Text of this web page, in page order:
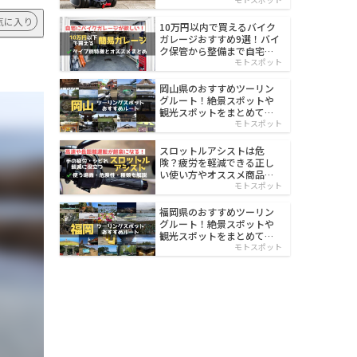
に入り
10万円以内で買えるバイク
ガレージおすすめ9選！バイ
ク保管から整備まで自宅で
モトスポット
岡山県のおすすめツーリン
グルート！絶景スポットや
観光スポットをまとめて紹
モトスポット
スロットルアシストは危
険？疲労を軽減できる正し
い使い方やオススメ商品を
モトスポット
福岡県のおすすめツーリン
グルート！絶景スポットや
観光スポットをまとめて紹
モトスポット